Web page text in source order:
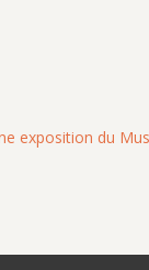
exposition du